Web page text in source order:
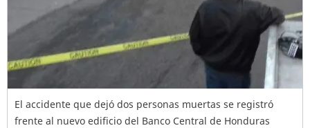
El accidente que dejó dos personas muertas se registró
frente al nuevo edificio del Banco Central de Honduras